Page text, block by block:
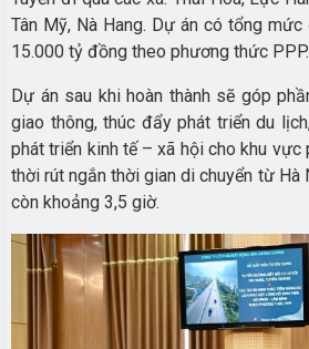
Tân Mỹ, Nà Hang. Dự án có tổng
15.000 tỷ đồng theo phương thức PPP.
Dự án sau khi hoàn thành sẽ góp
giao thông, thúc đẩy phát triển du
phát triển kinh tế – xã hội cho khu vực
thời rút ngắn thời gian di chuyển từ Hà
còn khoảng 3,5 giờ.